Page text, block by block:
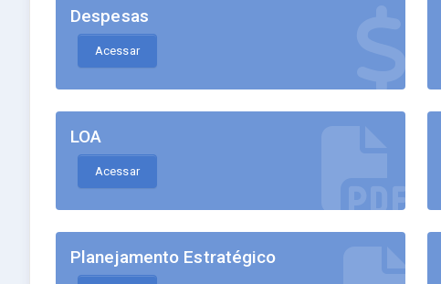
Despesas
Acessar
LOA
Acessar
Planejamento Estratégico